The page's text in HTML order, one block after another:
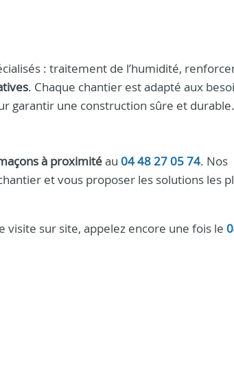
: traitement de l’humidité,
. Chaque chantier est adapté aux
garantir une construction sûre et durable.
à proximitéau 04 48 27 05 74. Nos
et vous proposer les solutions les
sur site, appelez encore une fois le